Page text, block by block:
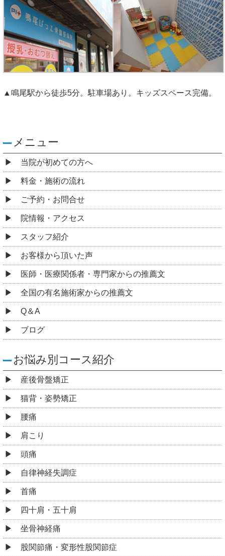
▲鳴尾駅から徒歩5分。駐車場あり。キッズスペース完備。
メニュー
当院が初めての方へ
料金・施術の流れ
ご予約・お問合せ
院情報・アクセス
スタッフ紹介
お客様から頂いた声
医師・医療関係者・専門家からの推薦文
全国の有名施術家からの推薦文
Q＆A
ブログ
お悩み別コース紹介
産後骨盤矯正
猫背・姿勢矯正
腰痛
肩こり
頭痛
自律神経失調症
首痛
四十肩・五十肩
坐骨神経痛
股関節痛・変形性股関節症